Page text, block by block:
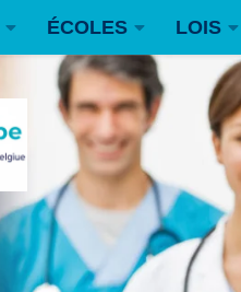
ÉCOLES LOIS